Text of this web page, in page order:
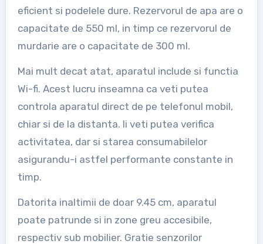
eficient si podelele dure. Rezervorul de apa are o
capacitate de 550 ml, in timp ce rezervorul de
murdarie are o capacitate de 300 ml.
Mai mult decat atat, aparatul include si functia
Wi-fi. Acest lucru inseamna ca veti putea
controla aparatul direct de pe telefonul mobil,
chiar si de la distanta. Ii veti putea verifica
activitatea, dar si starea consumabilelor
asigurandu-i astfel performante constante in
timp.
Datorita inaltimii de doar 9.45 cm, aparatul
poate patrunde si in zone greu accesibile,
respectiv sub mobilier. Gratie senzorilor